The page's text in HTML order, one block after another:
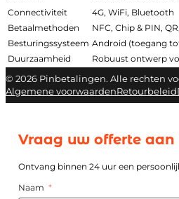
Connectiviteit
4G, WiFi, Bluetooth
Betaalmethoden
NFC, Chip & PIN,
Besturingssysteem Android (toegang
Duurzaamheid
Robuust ontwerp
© 2026 Pinbetalingen. Alle rechten
Algemene voorwaardenRetourbeleid
Vraag uw offerte aan
Ontvang binnen 24 uur een
Naam